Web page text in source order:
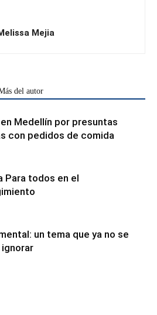
Mejia
del autor
Medellín por presuntas
con pedidos de comida
Para todos en el
un tema que ya no se